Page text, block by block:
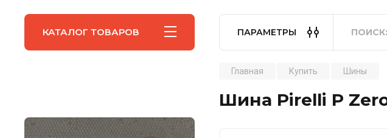
КАТАЛОГ ТОВАРОВ ПАРАМЕТРЫ
Главная Купить Шины
Шина Pirelli P Zero